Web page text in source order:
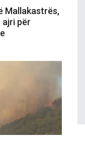
Mallakastrës,
ajri për